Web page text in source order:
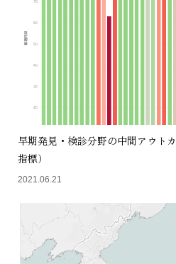
早期発見・検診分野の中間アウト
指標）
2021.06.21